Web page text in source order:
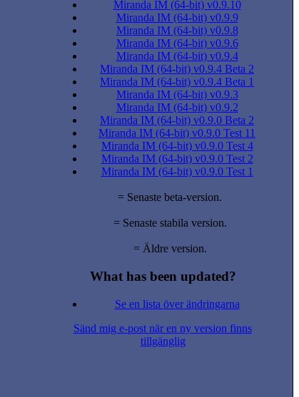
Miranda IM (64-bit) v0.9.10
Miranda IM (64-bit) v0.9.9
Miranda IM (64-bit) v0.9.8
Miranda IM (64-bit) v0.9.6
Miranda IM (64-bit) v0.9.4
Miranda IM (64-bit) v0.9.4 Beta 2
Miranda IM (64-bit) v0.9.4 Beta 1
Miranda IM (64-bit) v0.9.3
Miranda IM (64-bit) v0.9.2
Miranda IM (64-bit) v0.9.0 Beta 2
Miranda IM (64-bit) v0.9.0 Test 11
Miranda IM (64-bit) v0.9.0 Test 4
Miranda IM (64-bit) v0.9.0 Test 2
Miranda IM (64-bit) v0.9.0 Test 1
= Senaste beta-version.
= Senaste stabila version.
= Äldre version.
What has been updated?
Se en lista över ändringarna
Sänd mig e-post när en ny version finns
tillgänglig